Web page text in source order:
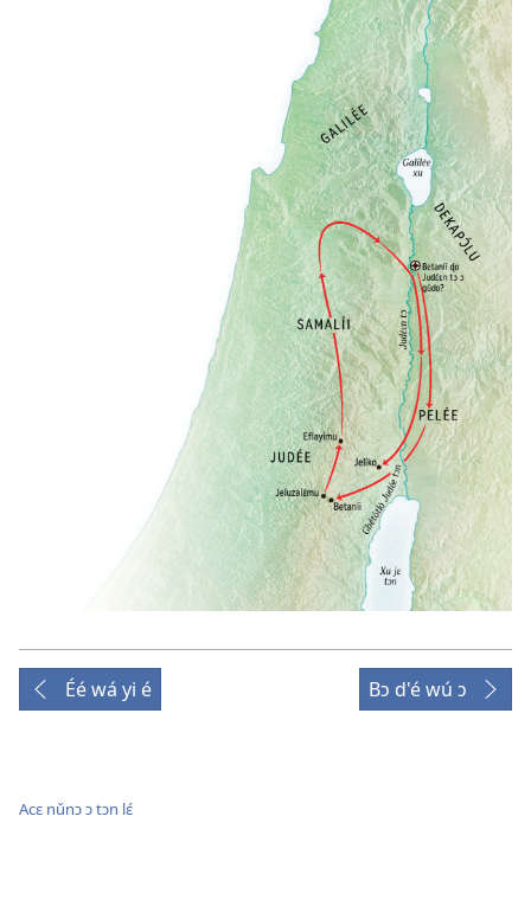
Éé wá yi é Bɔ d'é wú ɔ
Acɛ nǔnɔ ɔ tɔn lɛ́